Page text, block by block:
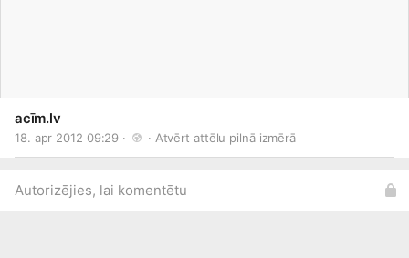
acīm.lv
18. apr 2012 09:29 · · Atvērt attēlu pilnā izmērā
Autorizējies, lai komentētu